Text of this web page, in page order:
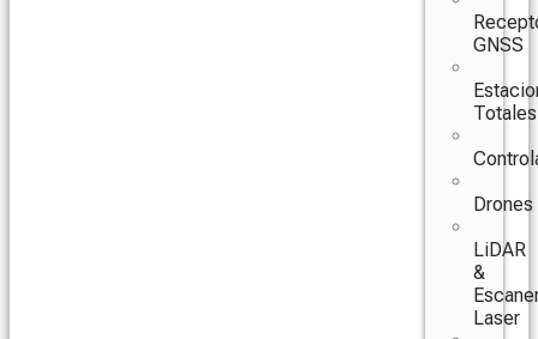
GNSS
Totales
Drones
LiDAR
&
Laser